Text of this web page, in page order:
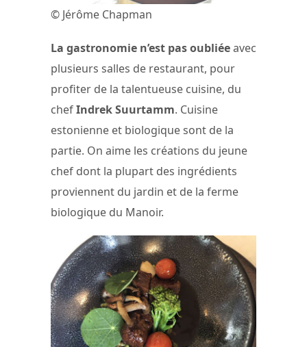
© Jérôme Chapman
La gastronomie n’est pas oubliéeavec
plusieurs salles de restaurant, pour
profiter de la talentueuse cuisine, du
chefIndrek Suurtamm. Cuisine
estonienne et biologique sont de la
partie. On aime les créations du jeune
chef dont la plupart des ingrédients
proviennent du jardin et de la ferme
biologique du Manoir.